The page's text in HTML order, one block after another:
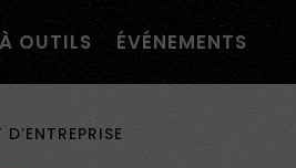
OUTILS ÉVÉNEMENTS